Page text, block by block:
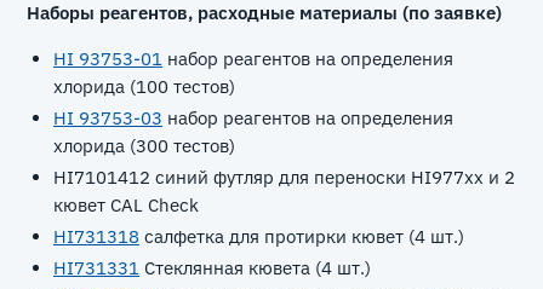
Наборы реагентов, расходные материалы (по заявке)
HI 93753-01 набор реагентов на определения
хлорида (100 тестов)
HI 93753-03 набор реагентов на определения
хлорида (300 тестов)
HI7101412 синий футляр для переноски HI977xx и 2
кювет CAL Check
HI731318 салфетка для протирки кювет (4 шт.)
HI731331 Стеклянная кювета (4 шт.)